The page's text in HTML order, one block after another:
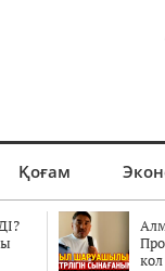
Қоғам